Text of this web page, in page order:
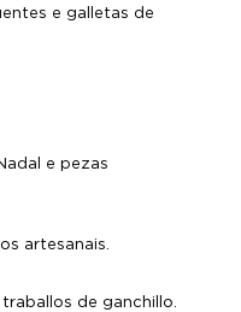
e galletas de
e pezas
artesanais.
de ganchillo.